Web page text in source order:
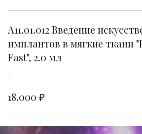
A11.01.012 Введение
имплантов в мягкие ткани
Fast", 2.0 мл
-
18.000 ₽